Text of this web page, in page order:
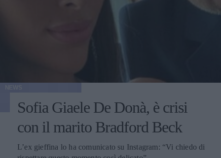
Sofia Giaele De Donà, è crisi
con il marito Bradford Beck
L’ex gieffina lo ha comunicato su Instagram: “Vi chiedo di